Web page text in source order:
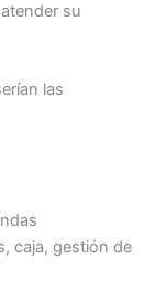
su
las
caja, gestión de